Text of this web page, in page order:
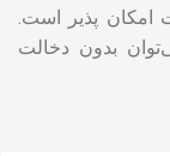
پذیر است.
بدون دخالت